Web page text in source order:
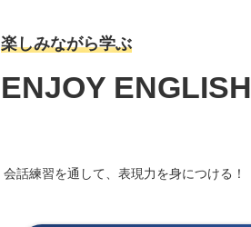
楽しみながら学ぶ
ENJOY ENGLISH
会話練習を通して、表現力を身につける！